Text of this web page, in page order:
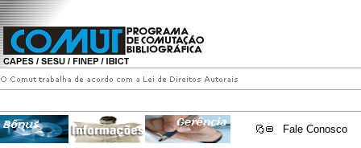
Fale Conosco